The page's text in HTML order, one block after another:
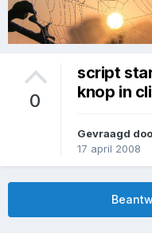
0
script
knop in
Gevraagd
17 april 2008